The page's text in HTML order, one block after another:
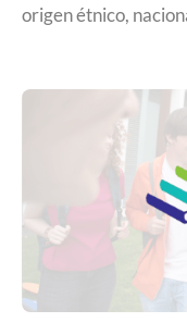
origen étnico,